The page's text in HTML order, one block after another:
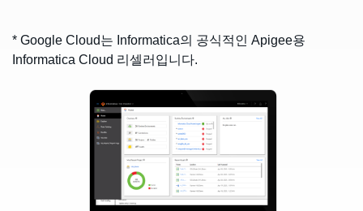
* Google Cloud는 Informatica의 공식적인 Apigee용
Informatica Cloud 리셀러입니다.